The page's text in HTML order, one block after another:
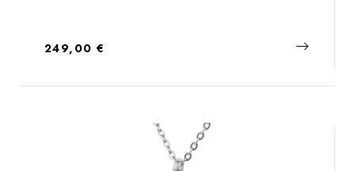
Regulärer Preis:
249,00 €